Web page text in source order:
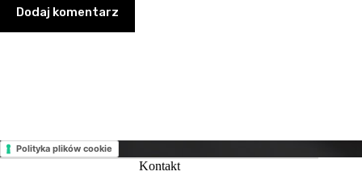
Dodaj komentarz
Polityka plików cookie
Kontakt